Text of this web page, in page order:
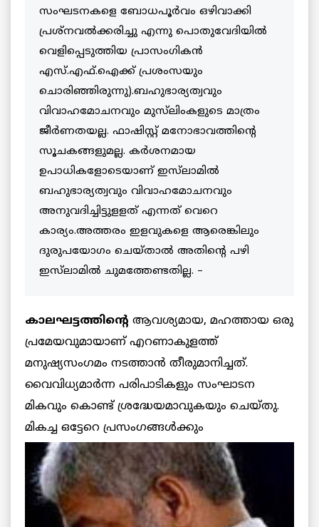
സംഘടനകളെ ബോധപൂര്‍വം ഒഴിവാക്കി
പ്രശ്‌നവല്‍ക്കരിച്ചു എന്നു പൊതുവേദിയില്‍
വെളിപ്പെടുത്തിയ പ്രാസംഗികന്‍
എസ്.എഫ്.ഐക്ക് പ്രശംസയും
ചൊരിഞ്ഞിരുന്നു).ബഹുഭാര്യത്വവും
വിവാഹമോചനവും മുസ്‌ലിംകളുടെ മാത്രം
ജീര്‍ണതയല്ല. ഫാഷിസ്റ്റ് മനോഭാവത്തിന്റെ
സൂചകങ്ങളുമല്ല. കര്‍ശനമായ
ഉപാധികളോടെയാണ് ഇസ്‌ലാമില്‍
ബഹുഭാര്യത്വവും വിവാഹമോചനവും
അനുവദിച്ചിട്ടുളളത് എന്നത് വെറെ
കാര്യം.അത്തരം ഇളവുകളെ ആരെങ്കിലും
ദുരുപയോഗം ചെയ്താല്‍ അതിന്റെ പഴി
ഇസ്‌ലാമില്‍ ചുമത്തേണ്ടതില്ല. –
കാലഘട്ടത്തിന്റെ ആവശ്യമായ, മഹത്തായ ഒരു
പ്രമേയവുമായാണ് എറണാകുളത്ത്
മനുഷ്യസംഗമം നടത്താന്‍ തീരുമാനിച്ചത്.
വൈവിധ്യമാര്‍ന്ന പരിപാടികളും സംഘാടന
മികവും കൊണ്ട് ശ്രദ്ധേയമാവുകയും ചെയ്തു.
മികച്ച ഒട്ടേറെ പ്രസംഗങ്ങള്‍ക്കും